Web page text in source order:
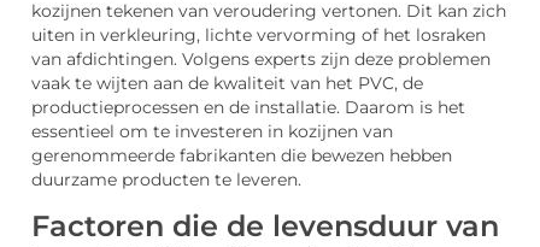
kozijnen tekenen van veroudering vertonen. Dit kan zich
uiten in verkleuring, lichte vervorming of het losraken
van afdichtingen. Volgens experts zijn deze problemen
vaak te wijten aan de kwaliteit van het PVC, de
productieprocessen en de installatie. Daarom is het
essentieel om te investeren in kozijnen van
gerenommeerde fabrikanten die bewezen hebben
duurzame producten te leveren.
Factoren die de levensduur van